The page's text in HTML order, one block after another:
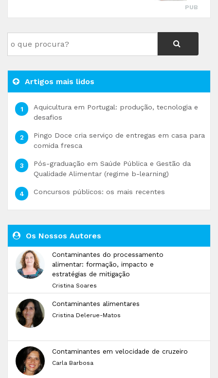
PUB
Artigos mais lidos
Aquicultura em Portugal: produção, tecnologia e
desafios
Pingo Doce cria serviço de entregas em casa para
comida fresca
Pós-graduação em Saúde Pública e Gestão da
Qualidade Alimentar (regime b-learning)
Concursos públicos: os mais recentes
Os Nossos Autores
Contaminantes do processamento
alimentar: formação, impacto e
estratégias de mitigação
Cristina Soares
Contaminantes alimentares
Cristina Delerue-Matos
Contaminantes em velocidade de cruzeiro
Carla Barbosa